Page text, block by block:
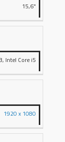
15,6"
Intel Core i5
1920 x 1080